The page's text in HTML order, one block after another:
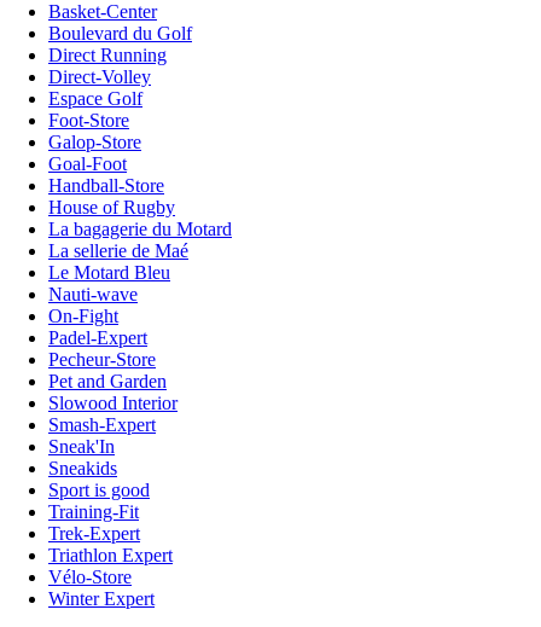
Basket-Center
Boulevard du Golf
Direct Running
Direct-Volley
Espace Golf
Foot-Store
Galop-Store
Goal-Foot
Handball-Store
House of Rugby
La bagagerie du Motard
La sellerie de Maé
Le Motard Bleu
Nauti-wave
On-Fight
Padel-Expert
Pecheur-Store
Pet and Garden
Slowood Interior
Smash-Expert
Sneak'In
Sneakids
Sport is good
Training-Fit
Trek-Expert
Triathlon Expert
Vélo-Store
Winter Expert